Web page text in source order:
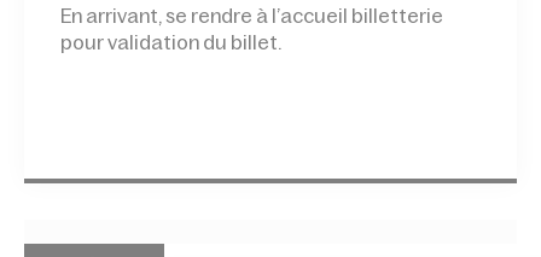
En arrivant, se rendre à l’accueil billetterie
pour validation du billet.